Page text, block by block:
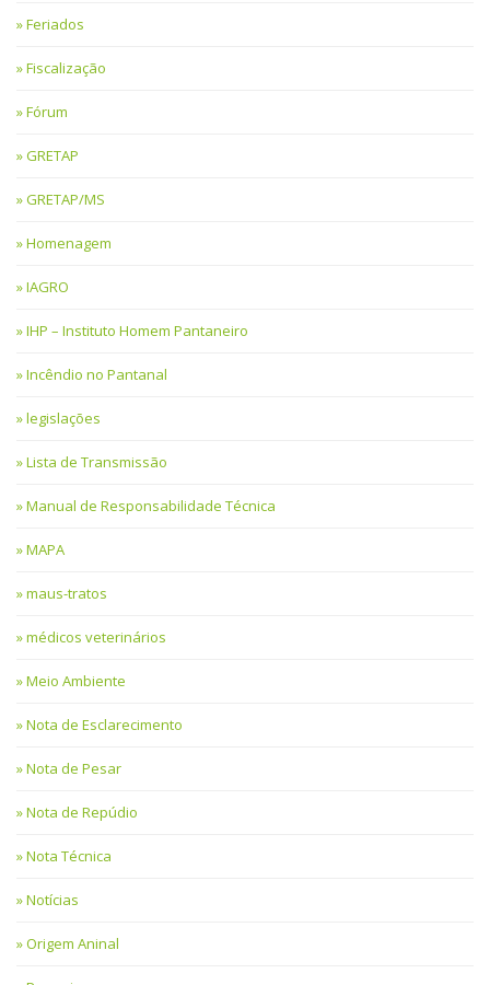
Feriados
Fiscalização
Fórum
GRETAP
GRETAP/MS
Homenagem
IAGRO
IHP – Instituto Homem Pantaneiro
Incêndio no Pantanal
legislações
Lista de Transmissão
Manual de Responsabilidade Técnica
MAPA
maus-tratos
médicos veterinários
Meio Ambiente
Nota de Esclarecimento
Nota de Pesar
Nota de Repúdio
Nota Técnica
Notícias
Origem Aninal